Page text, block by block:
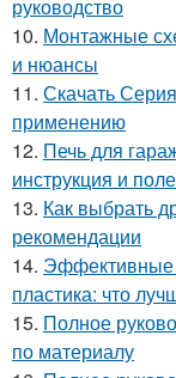
руководство
10. Монтажные
и нюансы
11. Скачать
применению
12. Печь для
инструкция и
13. Как выбрать
рекомендации
14. Эффективные
пластика: что
15. Полное
по материалу